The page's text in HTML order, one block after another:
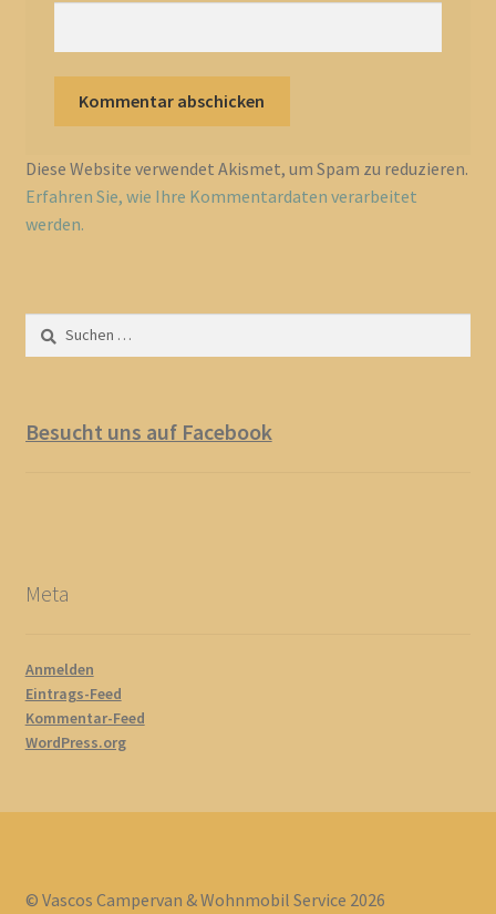
Diese Website verwendet Akismet, um Spam zu reduzieren.
Erfahren Sie, wie Ihre Kommentardaten verarbeitet
werden.
nach:
Besucht uns auf Facebook
Meta
Anmelden
Eintrags-Feed
Kommentar-Feed
WordPress.org
© Vascos Campervan & Wohnmobil Service 2026